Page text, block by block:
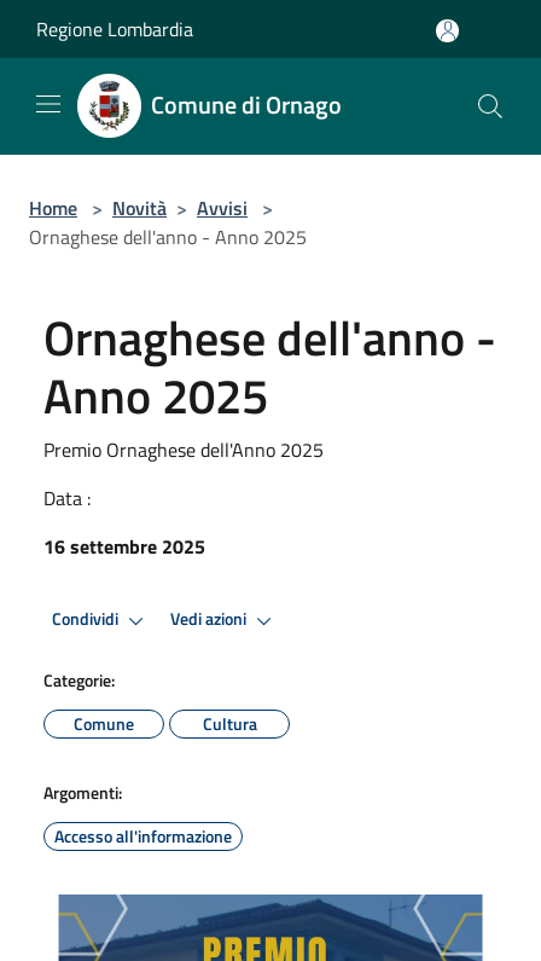
Regione Lombardia
Comune di Ornago
Home > Novità > Avvisi >
Ornaghese dell'anno - Anno 2025
Ornaghese dell'anno -
Anno 2025
Premio Ornaghese dell'Anno 2025
Data :
16 settembre 2025
Condividi Vedi azioni
Categorie:
Comune
Cultura
Argomenti:
Accesso all'informazione